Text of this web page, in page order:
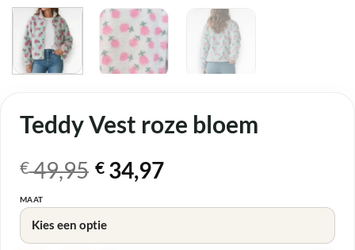
Teddy Vest roze bloem
€49,95
Oorspronkelijke
prijs
was:
€ 49,95.
€ 34,97
Huidige
prijs
is:
€ 34,97.
MAAT